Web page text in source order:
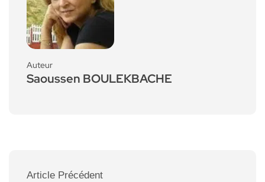
Auteur
Saoussen BOULEKBACHE
Article Précédent